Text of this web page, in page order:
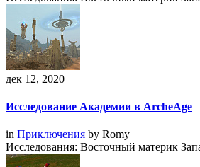
дек 12, 2020
Исследование Академии в ArcheAge
in Приключения by Romy
Исследования: Восточный материк